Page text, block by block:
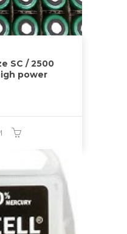
SC / 2500
power